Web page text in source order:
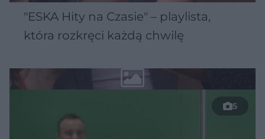
"ESKA Hity na Czasie" – playlista,
która rozkręci każdą chwilę
5